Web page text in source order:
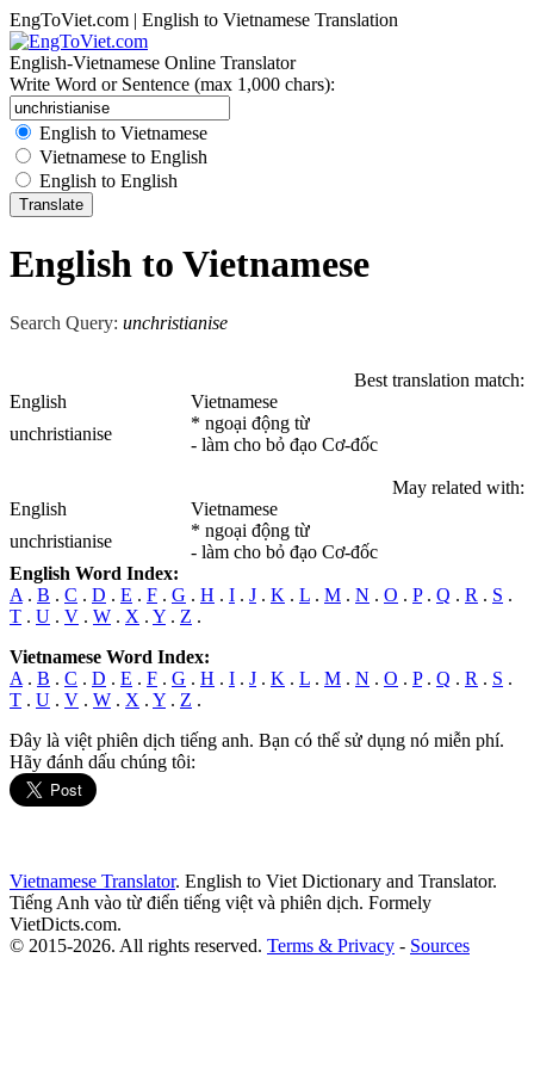
EngToViet.com | English to Vietnamese Translation
English-Vietnamese Online Translator
Write Word or Sentence (max 1,000 chars):
English to Vietnamese
Vietnamese to English
English to English
English to Vietnamese
Search Query: unchristianise
Best translation match:
English
Vietnamese
unchristianise
* ngoại động từ
- làm cho bỏ đạo Cơ-đốc
May related with:
English
Vietnamese
unchristianise
* ngoại động từ
- làm cho bỏ đạo Cơ-đốc
English Word Index:
A . B . C . D . E . F . G . H . I . J . K . L . M . N . O . P. Q . R . S .
T . U . V . W . X . Y . Z .
Vietnamese Word Index:
A . B . C . D . E . F . G . H . I . J . K . L . M . N . O . P. Q . R . S .
T . U . V . W . X . Y . Z .
Đây là việt phiên dịch tiếng anh. Bạn có thể sử dụng nó miễn phí.
Hãy đánh dấu chúng tôi:
Vietnamese Translator. English to Viet Dictionary and Translator.
Tiếng Anh vào từ điển tiếng việt và phiên dịch. Formely
VietDicts.com.
© 2015-2026. All rights reserved. Terms & Privacy - Sources